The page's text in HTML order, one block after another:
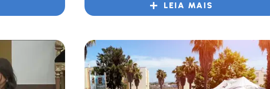
LEIA MAIS